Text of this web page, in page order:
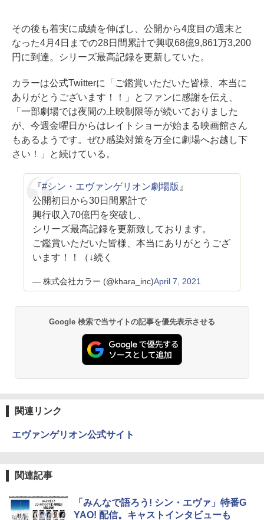
その後も着実に成績を伸ばし、公開から4度目の週末と
なった4月4日までの28日間累計で興収68億9,861万3,200
円に到達。シリーズ最高記録を更新していた。
カラーは公式Twitterに「ご鑑賞いただいた皆様、本当に
ありがとうございます！！」とファンに感謝を伝え、
「一部劇場では夜間の上映制限等が続いておりました
が、今週金曜日からはレイトショーが始まる映画館さん
もあるようです。ぜひ感染対策を万全に劇場へお越し下
さい！」と続けている。
『#シン・エヴァンゲリオン劇場版 』
公開初日から30日間累計で
興行収入70億円を突破し、
シリーズ最高記録を更新致しております。
ご鑑賞いただいた皆様、本当にありがとうござ
います！！（↓続く
— 株式会社カラー (@khara_inc)April 7, 2021
Google 検索で当サイトの記事を優先表示させる
関連リンク
エヴァンゲリオン公式サイト
関連記事
「みんなで語ろう! シン・エヴァ」特番G
YAO! 配信。キャストインタビューも